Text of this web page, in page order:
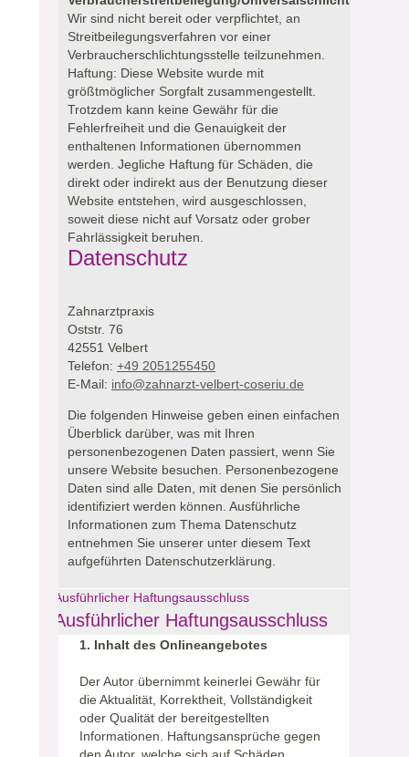
Wir sind nicht bereit oder verpflichtet, an
Streitbeilegungsverfahren vor einer
Verbraucherschlichtungsstelle teilzunehmen.
Haftung: Diese Website wurde mit
größtmöglicher Sorgfalt zusammengestellt.
Trotzdem kann keine Gewähr für die
Fehlerfreiheit und die Genauigkeit der
enthaltenen Informationen übernommen
werden. Jegliche Haftung für Schäden, die
direkt oder indirekt aus der Benutzung dieser
Website entstehen, wird ausgeschlossen,
soweit diese nicht auf Vorsatz oder grober
Fahrlässigkeit beruhen.
Datenschutz
Zahnarztpraxis
Oststr. 76
42551 Velbert
Telefon: +49 2051255450
E-Mail: info@zahnarzt-velbert-coseriu.de
Die folgenden Hinweise geben einen einfachen
Überblick darüber, was mit Ihren
personenbezogenen Daten passiert, wenn Sie
unsere Website besuchen. Personenbezogene
Daten sind alle Daten, mit denen Sie persönlich
identifiziert werden können. Ausführliche
Informationen zum Thema Datenschutz
entnehmen Sie unserer unter diesem Text
aufgeführten Datenschutzerklärung.
Ausführlicher Haftungsausschluss
Ausführlicher Haftungsausschluss
1. Inhalt des Onlineangebotes
Der Autor übernimmt keinerlei Gewähr für
die Aktualität, Korrektheit, Vollständigkeit
oder Qualität der bereitgestellten
Informationen. Haftungsansprüche gegen